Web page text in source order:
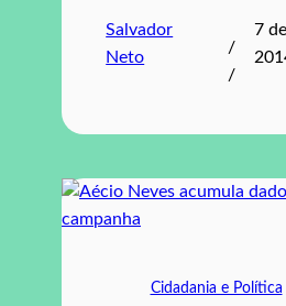
Salvador
Neto
/
/
7
Cidadania e Política